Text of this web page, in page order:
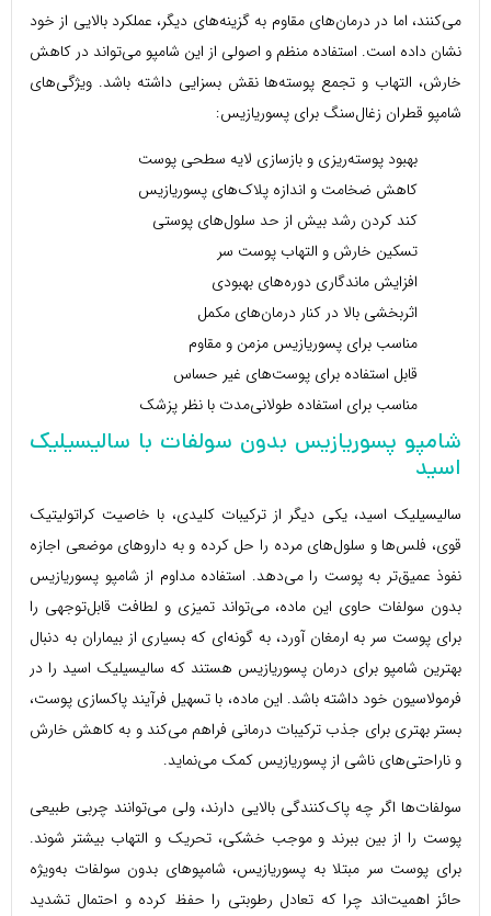
می‌کنند، اما در درمان‌های مقاوم به گزینه‌های دیگر، عملکرد بالایی از خود
نشان داده است. استفاده منظم و اصولی از این شامپو می‌تواند در کاهش
خارش، التهاب و تجمع پوسته‌ها نقش بسزایی داشته باشد. ویژگی‌های
شامپو قطران زغال‌سنگ برای پسوریازیس:
بهبود پوسته‌ریزی و بازسازی لایه سطحی پوست
کاهش ضخامت و اندازه پلاک‌های پسوریازیس
کند کردن رشد بیش‌ از حد سلول‌های پوستی
تسکین خارش و التهاب پوست سر
افزایش ماندگاری دوره‌های بهبودی
اثربخشی بالا در کنار درمان‌های مکمل
مناسب برای پسوریازیس مزمن و مقاوم
قابل استفاده برای پوست‌های غیر حساس
مناسب برای استفاده طولانی‌مدت با نظر پزشک
شامپو پسوریازیس بدون سولفات با سالیسیلیک
اسید
سالیسیلیک اسید، یکی دیگر از ترکیبات کلیدی، با خاصیت کراتولیتیک
قوی، فلس‌ها و سلول‌های مرده را حل کرده و به داروهای موضعی اجازه
نفوذ عمیق‌تر به پوست را می‌دهد. استفاده مداوم از شامپو پسوریازیس
بدون سولفات حاوی این ماده، می‌تواند تمیزی و لطافت قابل‌توجهی را
برای پوست سر به ارمغان آورد، به گونه‌ای که بسیاری از بیماران به دنبال
بهترین شامپو برای درمان پسوریازیس هستند که سالیسیلیک اسید را در
فرمولاسیون خود داشته باشد. این ماده، با تسهیل فرآیند پاکسازی پوست،
بستر بهتری برای جذب ترکیبات درمانی فراهم می‌کند و به کاهش خارش
و ناراحتی‌های ناشی از پسوریازیس کمک می‌نماید.
سولفات‌ها اگر چه پاک‌کنندگی بالایی دارند، ولی می‌توانند چربی طبیعی
پوست را از بین ببرند و موجب خشکی، تحریک و التهاب بیشتر شوند.
برای پوست سر مبتلا به پسوریازیس، شامپوهای بدون سولفات به‌ویژه
حائز اهمیت‌اند چرا که تعادل رطوبتی را حفظ کرده و احتمال تشدید